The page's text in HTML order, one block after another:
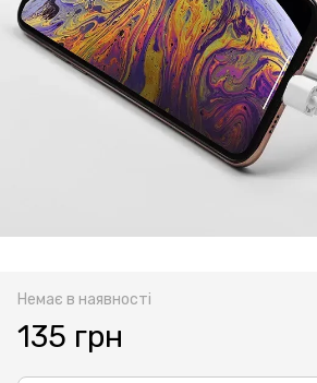
Немає в наявності
135 грн